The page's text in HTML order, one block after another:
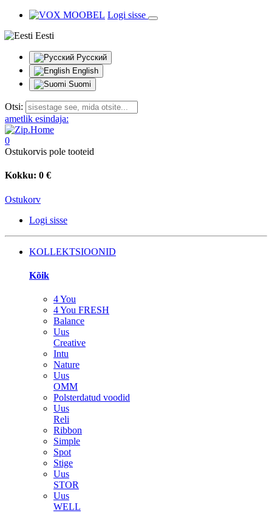
Logi sisse
Eesti
Русский
English
Suomi
Otsi:
ametlik esindaja:
0
Ostukorvis pole tooteid
Kokku: 0 €
Ostukorv
Logi sisse
KOLLEKTSIOONID
Kõik
4 You
4 You FRESH
Balance
Uus
Creative
Intu
Nature
Uus
OMM
Polsterdatud voodid
Uus
Reli
Ribbon
Simple
Spot
Stige
Uus
STOR
Uus
WELL